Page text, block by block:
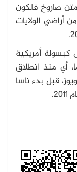
أيار على متن صاروخ فالكون
أراضي الولايات
كبسولة أمريكية
إلى الفضاء منذ 45 عاما، أي منذ انطلاق
قبل بدء ناسا